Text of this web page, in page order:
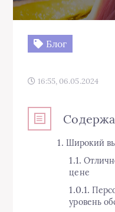
Блог
16:55, 06.05.2024
Широкий
цене
уровень